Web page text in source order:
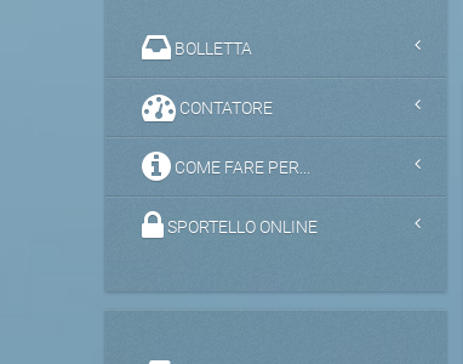
BOLLETTA
CONTATORE
COME FARE PER...
SPORTELLO ONLINE